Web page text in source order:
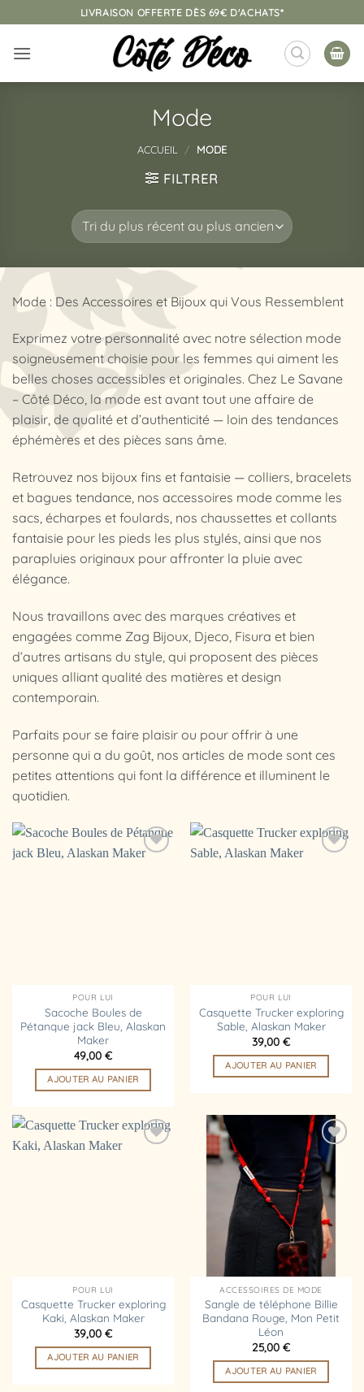
au
contenu
LIVRAISON OFFERTE DÈS 69€ D'ACHATS*
Mode
ACCUEIL / MODE
FILTRER
Mode : Des Accessoires et Bijoux qui Vous Ressemblent
Exprimez votre personnalité avec notre sélection mode
soigneusement choisie pour les femmes qui aiment les
belles choses accessibles et originales. Chez Le Savane
– Côté Déco, la mode est avant tout une affaire de
plaisir, de qualité et d’authenticité — loin des tendances
éphémères et des pièces sans âme.
Retrouvez nos bijoux fins et fantaisie — colliers, bracelets
et bagues tendance, nos accessoires mode comme les
sacs, écharpes et foulards, nos chaussettes et collants
fantaisie pour les pieds les plus stylés, ainsi que nos
parapluies originaux pour affronter la pluie avec
élégance.
Nous travaillons avec des marques créatives et
engagées comme Zag Bijoux, Djeco, Fisura et bien
d’autres artisans du style, qui proposent des pièces
uniques alliant qualité des matières et design
contemporain.
Parfaits pour se faire plaisir ou pour offrir à une
personne qui a du goût, nos articles de mode sont ces
petites attentions qui font la différence et illuminent le
quotidien.
POUR LUI
Sacoche Boules de
Pétanque jack Bleu, Alaskan
Maker
49,00 €
AJOUTER AU PANIER
POUR LUI
Casquette Trucker exploring
Sable, Alaskan Maker
39,00 €
AJOUTER AU PANIER
POUR LUI
Casquette Trucker exploring
Kaki, Alaskan Maker
39,00 €
AJOUTER AU PANIER
Ajouter
à la
liste
d’envies
ACCESSOIRES DE MODE
Sangle de téléphone Billie
Bandana Rouge, Mon Petit
Léon
25,00 €
AJOUTER AU PANIER